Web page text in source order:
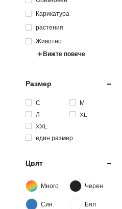
Карикатура
растения
Животно
Вижте повече
Размер
С
М
Л
XL
XXL
един размер
Цвят
Много Черен
Син Бял